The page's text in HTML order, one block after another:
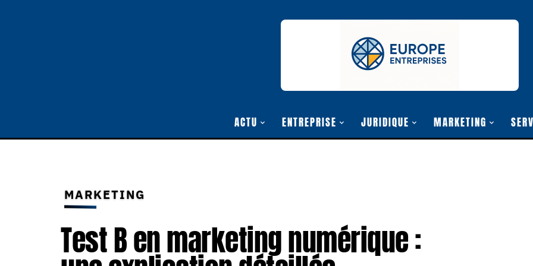
ACTU ENTREPRISE JURIDIQUE MARKETING
MARKETING
Test B en marketing numérique :